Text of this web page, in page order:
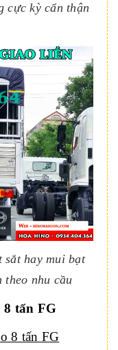
cực kỳ cẩn thận
sắt hay mui bạt
theo nhu cầu
8 tấn FG
8 tấn FG